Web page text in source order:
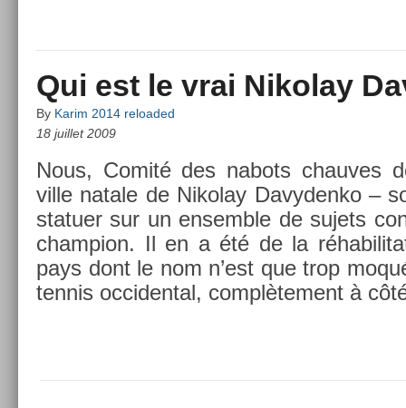
Qui est le vrai Nikolay
By Karim 2014 reloaded
18 juillet 2009
Nous, Comité des nabots chauves
ville natale de Nikolay Davyden­ko –
statu­er sur un en­semble de sujets
champ­ion. Il en a été de la
pays dont le nom n’est que trop
ten­nis oc­cident­al, com­plète­ment à